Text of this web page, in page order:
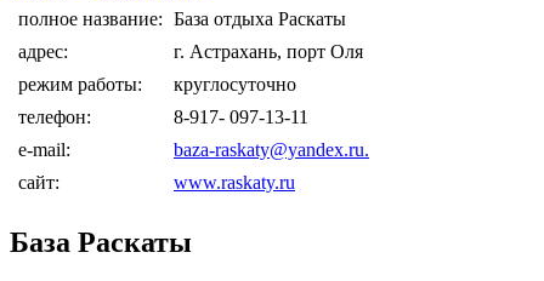
полное название: База отдыха Раскаты
адрес:
г. Астрахань, порт Оля
режим работы:
круглосуточно
телефон:
8-917- 097-13-11
e-mail:
baza-raskaty@yandex.ru.
сайт:
www.raskaty.ru
База Раскаты